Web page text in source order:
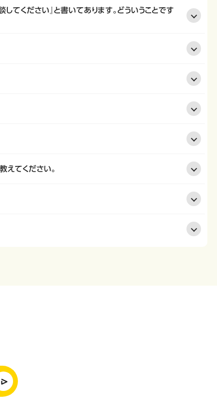
てください』と書いてあります。どういうことです
えてください。